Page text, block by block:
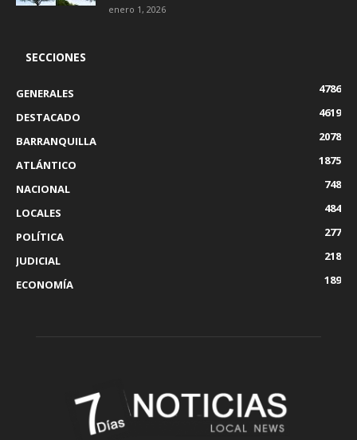
enero 1, 2026
SECCIONES
GENERALES
4786
DESTACADO
4619
BARRANQUILLA
2078
ATLÁNTICO
1875
NACIONAL
748
LOCALES
484
POLÍTICA
277
JUDICIAL
218
ECONOMÍA
189